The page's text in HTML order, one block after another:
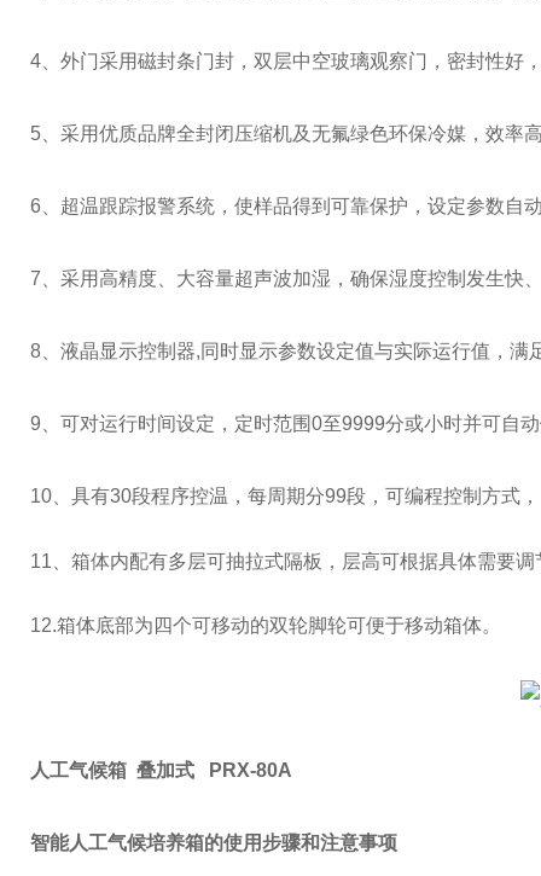
4 、外门采用磁封条门封，双层中空玻璃观察门，密封性
5 、采用优质品牌全封闭压缩机及无氟绿色环保冷媒，效
6 、超温跟踪报警系统，使样品得到可靠保护，设定参数自
7 、采用高精度、大容量超声波加湿，确保湿度控制发生快
8 、液晶显示控制器,同时显示参数设定值与实际运行值，满
9 、可对运行时间设定，定时范围0至9999分或小时并可自
10、具有30段程序控温，每周期分99段，可编程控制方式
11、箱体内配有多层可抽拉式隔板，层高可根据具体需要调
12.箱体底部为四个可移动的双轮脚轮可便于移动箱体。
人工气候箱 叠加式 PRX-80A
智能人工气候培养箱的使用步骤和注意事项